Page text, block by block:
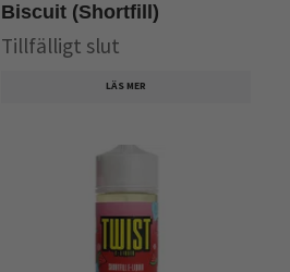
Biscuit (Shortfill)
Tillfälligt slut
LÄS MER